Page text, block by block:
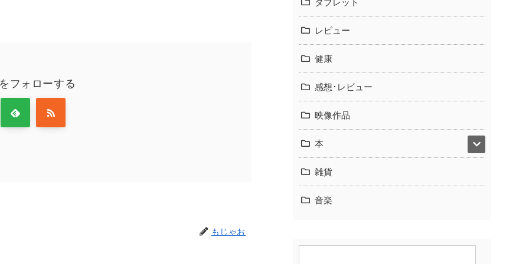
フォローする
もじゃお
タブレット
レビュー
健康
感想･レビュー
映像作品
本
雑貨
音楽